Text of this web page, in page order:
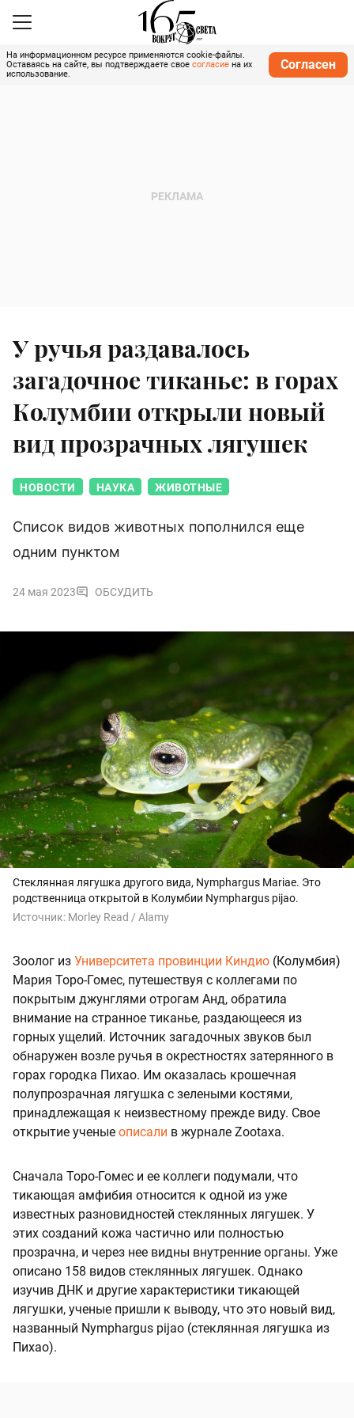
На информационном ресурсе применяются cookie-файлы.
Оставаясь на сайте, вы подтверждаете свое согласие на их
использование.
Согласен
У ручья раздавалось
загадочное тиканье: в горах
Колумбии открыли новый
вид прозрачных лягушек
НОВОСТИ НАУКА ЖИВОТНЫЕ
Список видов животных пополнился еще
одним пунктом
24 мая 2023 ОБСУДИТЬ
Стеклянная лягушка другого вида, Nymphargus Mariae. Это
родственница открытой в Колумбии Nymphargus pijao.
Источник: Morley Read / Alamy
Зоолог из Университета провинции Киндио (Колумбия)
Мария Торо-Гомес, путешествуя с коллегами по
покрытым джунглями отрогам Анд, обратила
внимание на странное тиканье, раздающееся из
горных ущелий. Источник загадочных звуков был
обнаружен возле ручья в окрестностях затерянного в
горах городка Пихао. Им оказалась крошечная
полупрозрачная лягушка с зелеными костями,
принадлежащая к неизвестному прежде виду. Свое
открытие ученые описали в журнале Zootaxa.
Сначала Торо-Гомес и ее коллеги подумали, что
тикающая амфибия относится к одной из уже
известных разновидностей стеклянных лягушек. У
этих созданий кожа частично или полностью
прозрачна, и через нее видны внутренние органы. Уже
описано 158 видов стеклянных лягушек. Однако
изучив ДНК и другие характеристики тикающей
лягушки, ученые пришли к выводу, что это новый вид,
названный Nymphargus pijao (стеклянная лягушка из
Пихао).